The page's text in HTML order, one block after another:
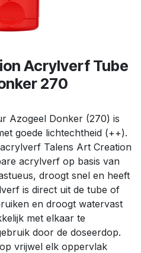
Acrylverf Tube
270
Azogeel Donker (270) is
goede lichtechtheid (++).
Talens Art Creation
acrylverf op basis van
droogt snel en heeft
is direct uit de tube of
en droogt watervast
met elkaar te
door de doseerdop.
vrijwel elk oppervlak